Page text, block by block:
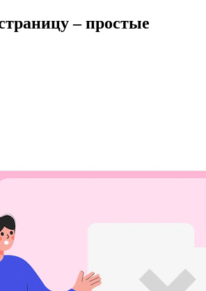
– простые